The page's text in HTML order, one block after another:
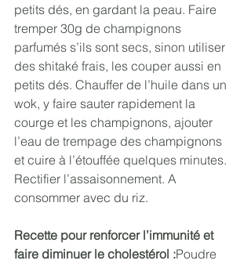
petits dés, en gardant la peau. Faire
tremper 30g de champignons
parfumés s’ils sont secs, sinon utiliser
des shitaké frais, les couper aussi en
petits dés. Chauffer de l’huile dans un
wok, y faire sauter rapidement la
courge et les champignons, ajouter
l’eau de trempage des champignons
et cuire à l’étouffée quelques minutes.
Rectifier l’assaisonnement. A
consommer avec du riz.
Recette pour renforcer l’immunité et
faire diminuer le cholestérol :Poudre